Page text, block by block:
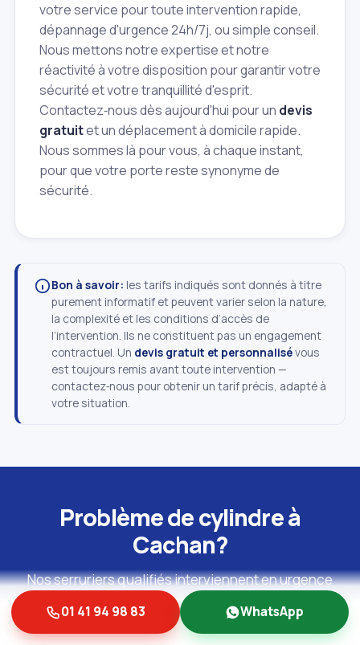
votre service pour toute intervention rapide,
dépannage d'urgence 24h/7j, ou simple conseil.
Nous mettons notre expertise et notre
réactivité à votre disposition pour garantir votre
sécurité et votre tranquillité d'esprit.
Contactez‑nous dès aujourd'hui pour un devis
gratuitet un déplacement à domicile rapide.
Nous sommes là pour vous, à chaque instant,
pour que votre porte reste synonyme de
sécurité.
Bon à savoir: les tarifs indiqués sont donnés à titre
purement informatif et peuvent varier selon la nature,
la complexité et les conditions d’accès de
l’intervention. Ils ne constituent pas un engagement
contractuel. Un devis gratuit et personnalisévous
est toujours remis avant toute intervention —
contactez‑nous pour obtenir un tarif précis, adapté à
votre situation.
Problème de cylindre à
Cachan?
Nos serruriers qualifiés interviennent en urgence
pour tout dépannage ou remplacement de cylindre,
avec devis gratuit et transparent.
01 41 94 98 83 WhatsApp